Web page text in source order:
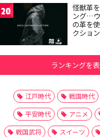
20
怪獣革
ング…
の革を
クショ
ランキングを
江戸時代 戦国時代
平安時代
アニメ
戦国武将
スイーツ